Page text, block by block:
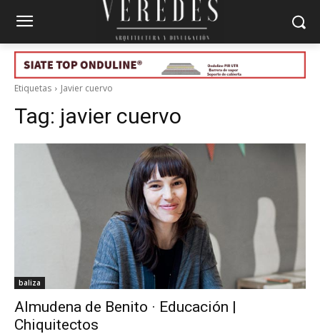
Etiquetas Javier cuervo
Tag: javier cuervo
baliza
Almudena de Benito · Educación |
Chiquitectos